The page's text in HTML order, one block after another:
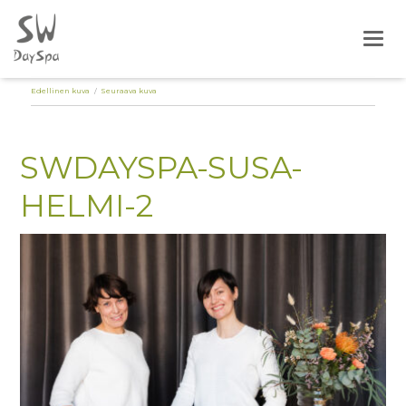
Edellinen kuva Seuraava kuva
SWDAYSPA-SUSA-
HELMI-2